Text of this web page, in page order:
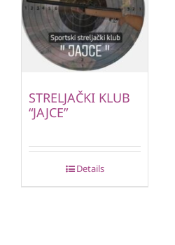
STRELJAČKI KLUB
“JAJCE”
Details